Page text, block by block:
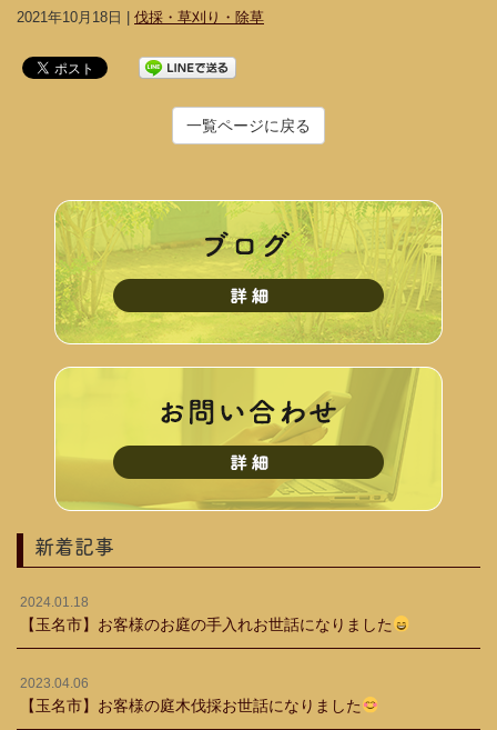
2021年10月18日 | 伐採・草刈り・除草
一覧ページに戻る
新着記事
2024.01.18
【玉名市】お客様のお庭の手入れお世話になりました
2023.04.06
【玉名市】お客様の庭木伐採お世話になりました